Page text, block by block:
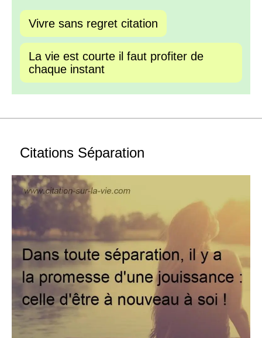
Vivre sans regret citation
La vie est courte il faut profiter de
chaque instant
Citations Séparation